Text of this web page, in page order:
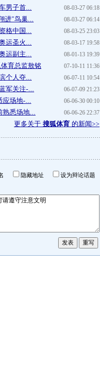
08-03-27 06:18
男子首...
08-03-27 06:14
进"鸟巢...
08-03-25 23:03
格中国...
08-03-17 19:58
运圣火...
08-01-13 19:39
运副主...
07-10-11 11:36
育总监敖铭
06-07-11 10:54
个人夺...
06-07-09 21:23
军关注-...
06-06-30 00:10
应场地-...
06-06-26 22:37
熟悉场地...
更多关于 搜狐体育 的新闻>>
隐藏地址
设为辩论话题